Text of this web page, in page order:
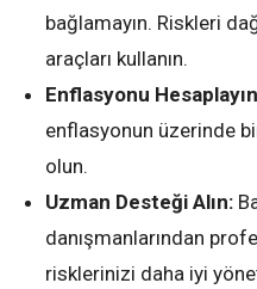
bağlamayın. Riskleri
araçları kullanın.
Enflasyonu
enflasyonun üzerinde
olun.
Uzman Desteği Alın:
danışmanlarından
risklerinizi daha iyi